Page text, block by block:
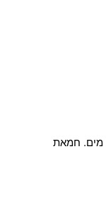
מים. חמאת